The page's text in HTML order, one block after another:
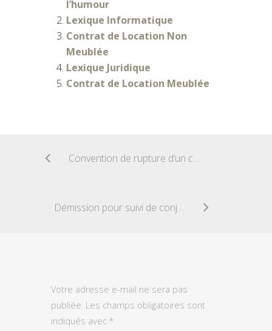
l’humour
Lexique Informatique
Contrat de Location Non
Meublée
Lexique Juridique
Contrat de Location Meublée
Convention de rupture d’un contrat
Démission pour suivi de conjoint
Votre adresse e-mail ne sera pas
publiée. Les champs obligatoires sont
indiqués avec *